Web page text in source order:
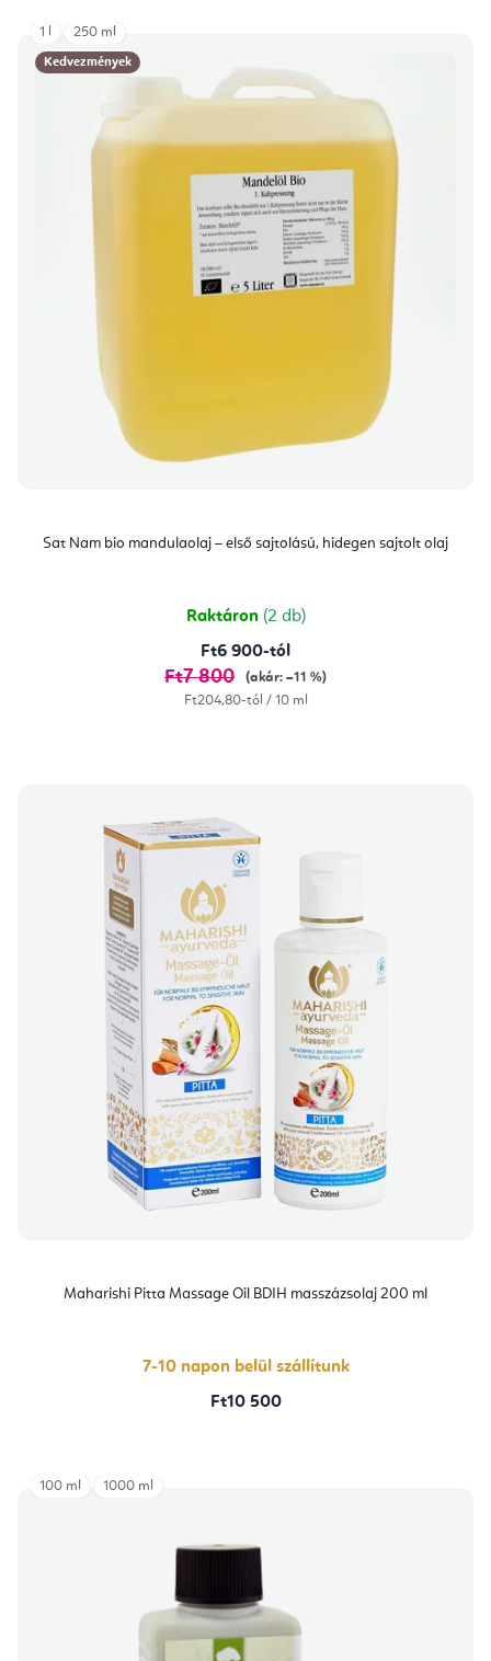
Kedvezmények
Sat Nam bio mandulaolaj – első sajtolású, hidegen sajtolt olaj
Raktáron (2 db)
Ft6 900-tól
Ft7 800
(akár: –11 %)
Egységár:
Ft204,80-tól / 10 ml
1 l 250 ml
Maharishi Pitta Massage Oil BDIH masszázsolaj 200 ml
7-10 napon belül szállítunk
Ft10 500
100 ml 1000 ml